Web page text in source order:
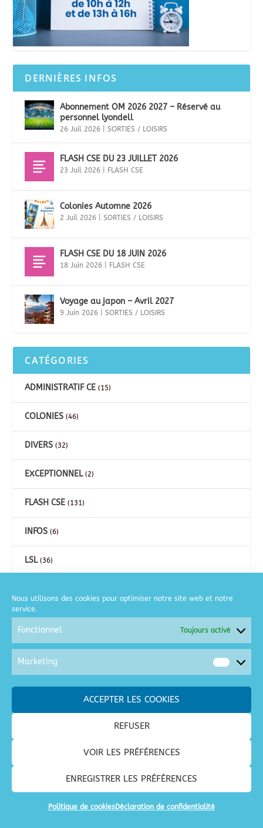
Nous utilisons des cookies pour optimiser notre site web et notre
service.
Fonctionnel Toujours activé
Marketing
ACCEPTER LES COOKIES
REFUSER
VOIR LES PRÉFÉRENCES
ENREGISTRER LES PRÉFÉRENCES
Politique de cookiesDéclaration de confidentialité
DERNIÈRES INFOS
Abonnement OM 2026 2027 – Réservé au
personnel lyondell
26 Juil 2026 |SORTIES / LOISIRS
FLASH CSE DU 23 JUILLET 2026
23 Juil 2026 FLASH CSE
Colonies Automne 2026
2 Juil 2026 |SORTIES / LOISIRS
FLASH CSE DU 18 JUIN 2026
18 Juin 2026 FLASH CSE
Voyage au japon – Avril 2027
9 Juin 2026 |SORTIES / LOISIRS
CATÉGORIES
ADMINISTRATIF CE (15)
COLONIES (46)
DIVERS (32)
EXCEPTIONNEL(2)
FLASH CSE (131)
INFOS (6)
LSL(36)
COURSE A PIED(2)
GOLF
MOTO(2)
SORTIES / LOISIRS(128)